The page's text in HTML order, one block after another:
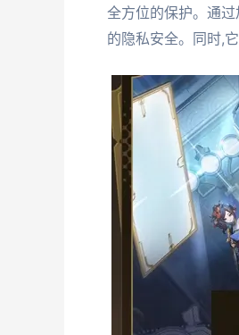
全方位的保护。通
的隐私安全。同时,